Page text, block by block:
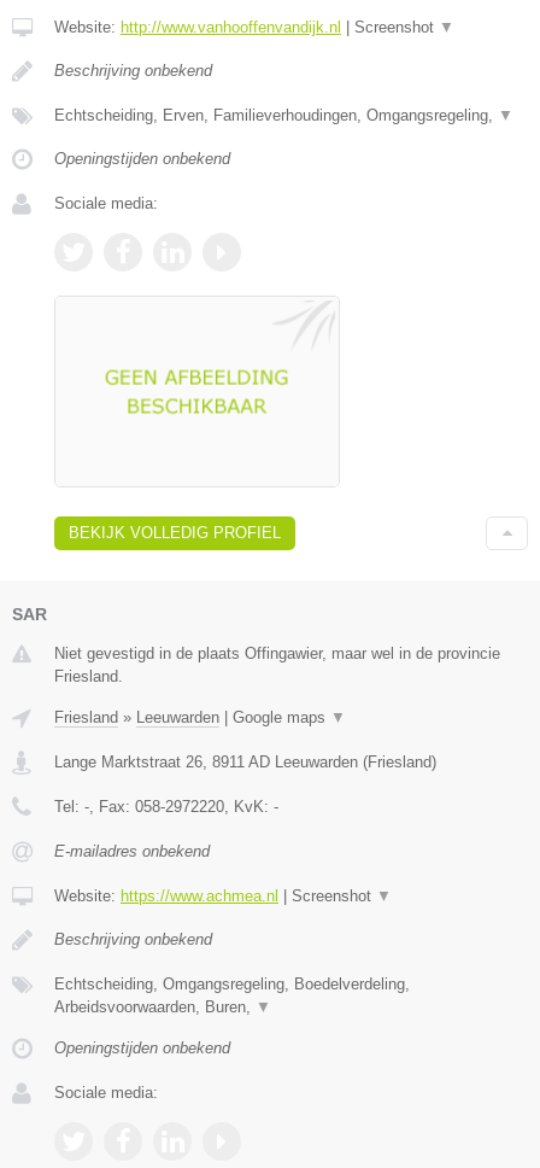
Website: http://www.vanhooffenvandijk.nl Screenshot ▼
Beschrijving onbekend
Echtscheiding, Erven, Familieverhoudingen, Omgangsregeling, ▼
Openingstijden onbekend
Sociale media:
BEKIJK VOLLEDIG PROFIEL
SAR
Niet gevestigd in de plaats Offingawier, maar wel in de provincie
Friesland.
Friesland » Leeuwarden Google maps ▼
Lange Marktstraat 26 8911 AD Leeuwarden (Friesland)
Tel: - , Fax: 058-2972220 , KvK: -
E-mailadres onbekend
Website: https://www.achmea.nl Screenshot ▼
Beschrijving onbekend
Echtscheiding, Omgangsregeling, Boedelverdeling,
Arbeidsvoorwaarden, Buren,
▼
Openingstijden onbekend
Sociale media: